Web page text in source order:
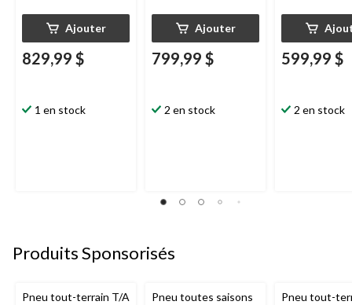
Ajouter
829,99 $
1 en stock
Ajouter
799,99 $
2 en stock
599,99 $
2 en stock
Produits Sponsorisés
Pneu tout-terrain T/A
Pneu toutes saisons
Pneu tout-